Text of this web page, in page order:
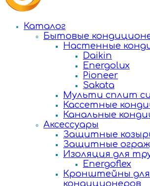
Каталог
Бытовые
Настенные
Daikin
Energolux
Pioneer
Sakata
Мульти сплит
Кассетные
Канальные
Аксессуары
Защитные
Защитные
Изоляция для
Energoflex
Кронштейны для
кондиционеров